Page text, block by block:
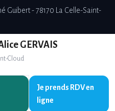
Guibert - 78170 La Celle-Saint-
GERVAIS
Cloud
Je prends RDV en
ligne